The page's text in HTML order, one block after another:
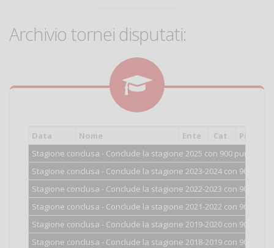
Archivio tornei disputati:
Data Nome Ente Cat.
Stagione conclusa - Conclude la stagione 2025 con 900 punti.
Stagione conclusa - Conclude la stagione 2023-2024 con 900 punti.
Stagione conclusa - Conclude la stagione 2022-2023 con 900 punti.
Stagione conclusa - Conclude la stagione 2021-2022 con 900 punti.
Stagione conclusa - Conclude la stagione 2019-2020 con 900 punti.
Stagione conclusa - Conclude la stagione 2018-2019 con 900 punti.